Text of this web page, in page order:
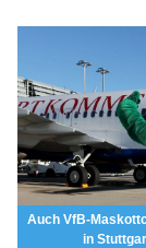
Auch VfB-
in